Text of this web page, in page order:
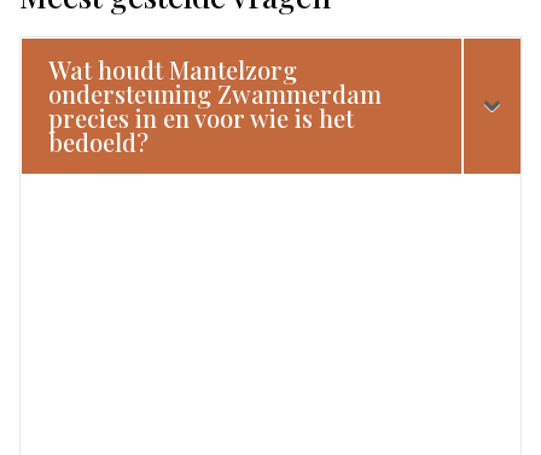
Wat houdt Mantelzorg
ondersteuning Zwammerdam
precies in en voor wie is het
bedoeld?